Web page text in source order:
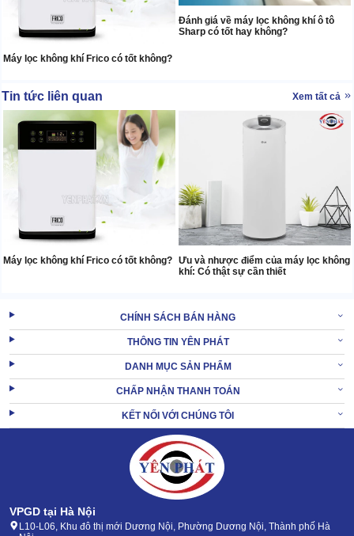
Máy lọc không khí Frico có tốt không?
Đánh giá về máy lọc không khí ô tô
Sharp có tốt hay không?
Tin tức liên quan Xem tất cả
Máy lọc không khí Frico có tốt không? Ưu và nhược điểm của máy lọc không
khí: Có thật sự cần thiết
CHÍNH SÁCH BÁN HÀNG
THÔNG TIN YÊN PHÁT
DANH MỤC SẢN PHẨM
CHẤP NHẬN THANH TOÁN
KẾT NỐI VỚI CHÚNG TÔI
VPGD tại Hà Nội
L10-L06, Khu đô thị mới Dương Nội, Phường Dương Nội, Thành phố Hà